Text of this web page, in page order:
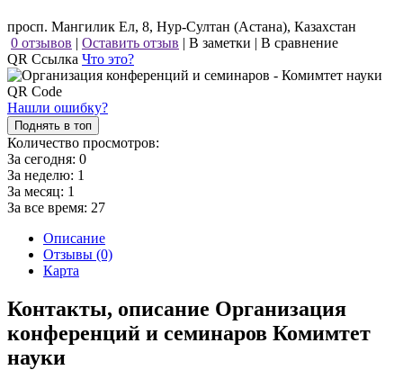
просп. Мангилик Ел, 8, Нур-Султан (Астана), Казахстан
0 отзывов | Оставить отзыв | В заметки | В сравнение
QR Ссылка Что это?
Нашли ошибку?
Поднять в топ
Количество просмотров:
За сегодня: 0
За неделю: 1
За месяц: 1
За все время: 27
Описание
Отзывы (0)
Карта
Контакты, описание Организация
конференций и семинаров Комимтет
науки